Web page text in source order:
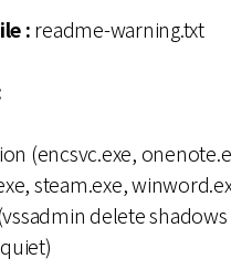
:readme-warning.txt
(encsvc.exe,
steam.exe,
delete